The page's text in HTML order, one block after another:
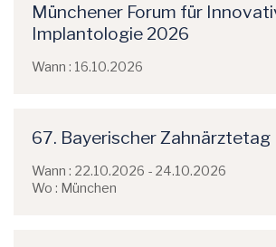
Münchener Forum für
Implantologie 2026
Wann : 16.10.2026
67. Bayerischer Zahnärztetag
Wann : 22.10.2026 - 24.10.2026
Wo : München